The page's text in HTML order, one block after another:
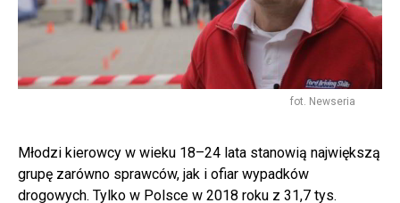
fot. Newseria
Młodzi kierowcy w wieku 18–24 lata stanowią największą
grupę zarówno sprawców, jak i ofiar wypadków
drogowych. Tylko w Polsce w 2018 roku z 31,7 tys.